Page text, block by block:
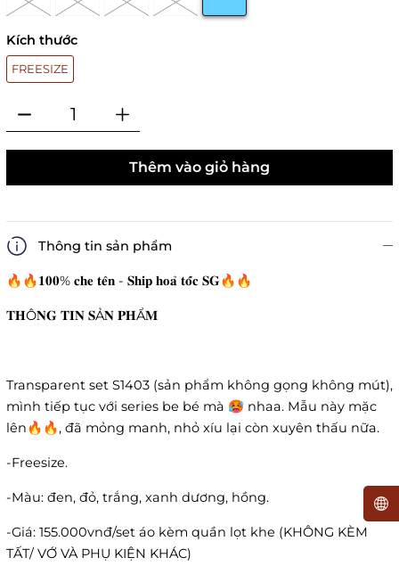
Kích thước
FREESIZE
Thêm vào giỏ hàng
Thông tin sản phẩm
🔥🔥𝟏𝟎𝟎% 𝐜𝐡𝐞 𝐭𝐞̂𝐧 - 𝐒𝐡𝐢𝐩 𝐡𝐨𝐚̉ 𝐭𝐨̂́𝐜 𝐒𝐆🔥🔥
𝐓𝐇Ô𝐍𝐆 𝐓𝐈𝐍 𝐒Ả𝐍 𝐏𝐇Ẩ𝐌
Transparent set S1403 (sản phẩm không gọng không mút),
mình tiếp tục với series be bé mà 🥵 nhaa. Mẫu này mặc
lên🔥🔥, đã mỏng manh, nhỏ xíu lại còn xuyên thấu nữa.
-Freesize.
-Màu: đen, đỏ, trắng, xanh dương, hồng.
-Giá: 155.000vnđ/set áo kèm quần lọt khe (KHÔNG KÈM
TẤT/ VỚ VÀ PHỤ KIỆN KHÁC)